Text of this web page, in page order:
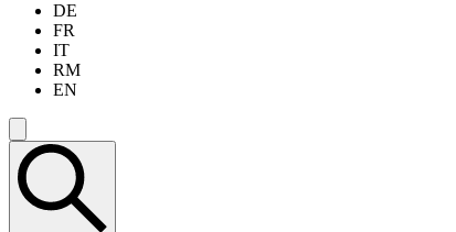
DE
FR
IT
RM
EN